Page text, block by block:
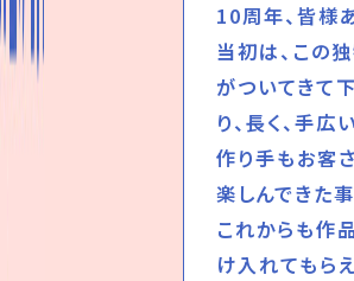
10周年、皆様
当初は、この
がついてきて
り、長く、手広
作り手もお客
楽しんできた
これからも作
け入れてもら